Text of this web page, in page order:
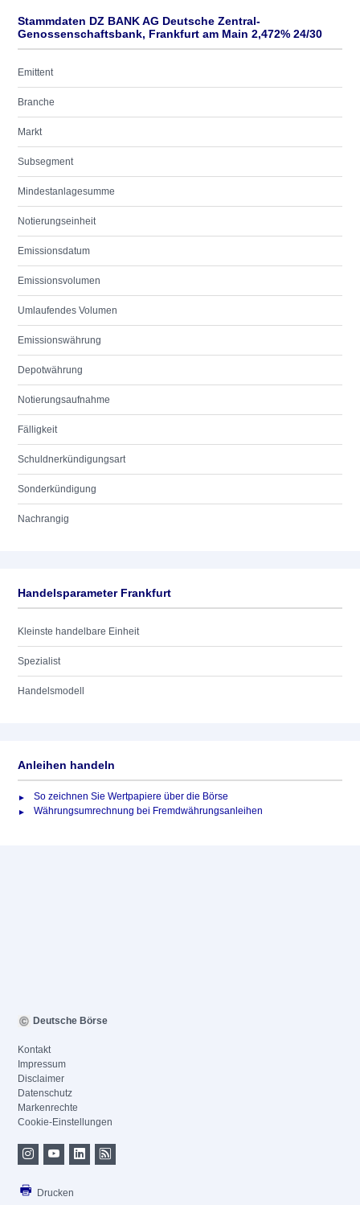
Stammdaten DZ BANK AG Deutsche Zentral-
Genossenschaftsbank, Frankfurt am Main 2,472% 24/30
Emittent
Branche
Markt
Subsegment
Mindestanlagesumme
Notierungseinheit
Emissionsdatum
Emissionsvolumen
Umlaufendes Volumen
Emissionswährung
Depotwährung
Notierungsaufnahme
Fälligkeit
Schuldnerkündigungsart
Sonderkündigung
Nachrangig
Handelsparameter Frankfurt
Kleinste handelbare Einheit
Spezialist
Handelsmodell
Anleihen handeln
So zeichnen Sie Wertpapiere über die Börse
Währungsumrechnung bei Fremdwährungsanleihen
Deutsche Börse
Kontakt
Impressum
Disclaimer
Datenschutz
Markenrechte
Cookie-Einstellungen
Drucken